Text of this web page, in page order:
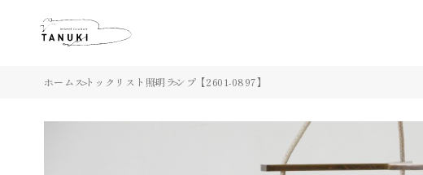
ホーム ストックリスト 照明 ランプ【2601-0897】